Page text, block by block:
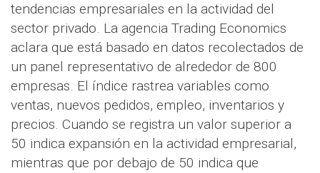
tendencias empresariales en la actividad del
sector privado. La agencia Trading Economics
aclara que está basado en datos recolectados de
un panel representativo de alrededor de 800
empresas. El índice rastrea variables como
ventas, nuevos pedidos, empleo, inventarios y
precios. Cuando se registra un valor superior a
50 indica expansión en la actividad empresarial,
mientras que por debajo de 50 indica que